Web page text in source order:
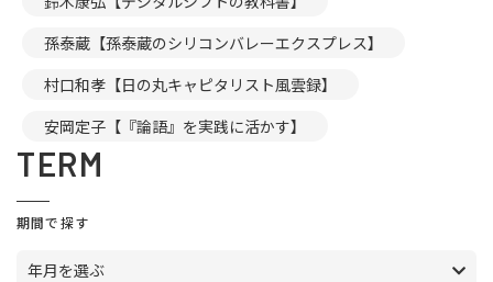
孫泰蔵【孫泰蔵のシリコンバレーエクスプレス】
村口和孝【日の丸キャピタリスト風雲録】
安岡定子【『論語』を実践に活かす】
TERM
期間で探す
年月を選ぶ